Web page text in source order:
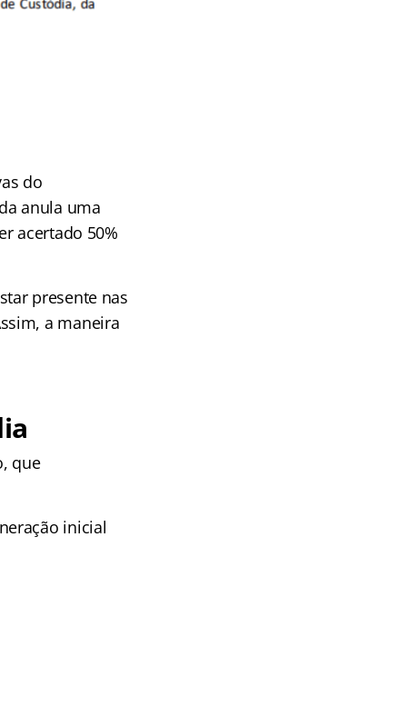
do
anula uma
acertado 50%
presente nas
a maneira
que
inicial